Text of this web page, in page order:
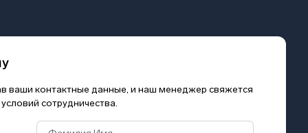
ваши контактные данные, и наш менеджер свяжется
сотрудничества.